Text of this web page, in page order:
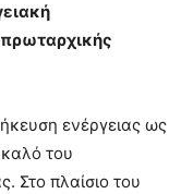
ενέργειας ως
του
Στο πλαίσιο του